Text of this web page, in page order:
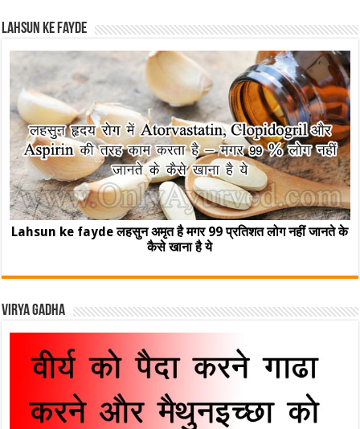
Lahsun ke fayde
Lahsun ke fayde लहसुन अमृत है मगर 99 प्रतिशत लोग नहीं जानते के
कैसे खाना है ये
Virya Gadha